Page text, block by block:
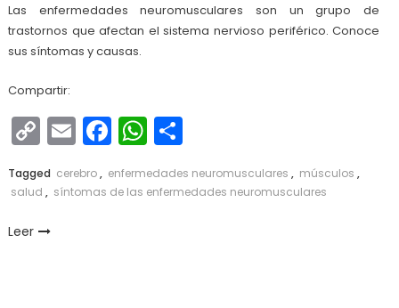
Las enfermedades neuromusculares son un grupo de
trastornos que afectan el sistema nervioso periférico. Conoce
sus síntomas y causas.
Compartir:
Copy
Link
EmailFacebook
WhatsApp
Compartir
Tagged cerebro, enfermedades neuromusculares , músculos ,
salud , síntomas de las enfermedades neuromusculares
Leer